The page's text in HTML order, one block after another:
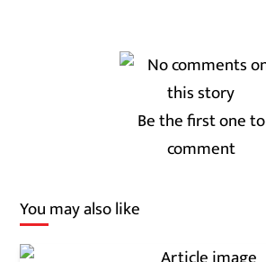
Be the first one to
comment
You may also like